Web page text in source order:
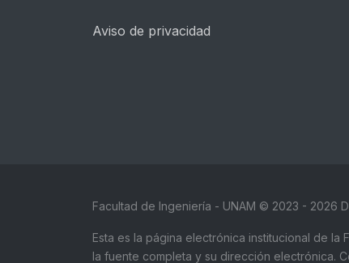
Aviso de privacidad
Facultad de Ingeniería - UNAM © 2023 - 2026
Esta es la página electrónica institucional de
la fuente completa y su dirección electrónica.